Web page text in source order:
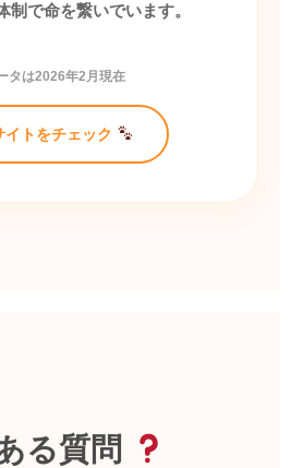
制で命を繋いでいます。
タは2026年2月現在
イトをチェック
る質問